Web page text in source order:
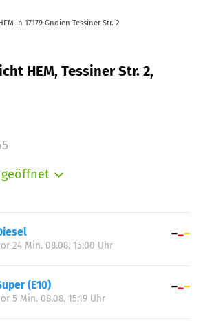
in 17179 Gnoien Tessiner Str. 2
HEM, Tessiner Str. 2,
05:00-22:00
06:00-22:00
24 Min. 08.08. 15:00 Uhr
(E10)
5 Min. 08.08. 15:19 Uhr